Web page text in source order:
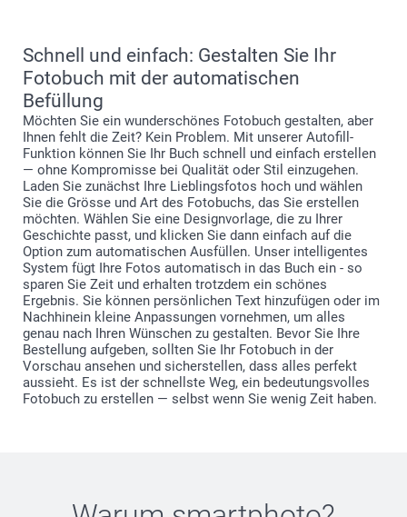
Schnell und einfach: Gestalten Sie Ihr
Fotobuch mit der automatischen
Befüllung
Möchten Sie ein wunderschönes Fotobuch gestalten, aber
Ihnen fehlt die Zeit? Kein Problem. Mit unserer Autofill-
Funktion können Sie Ihr Buch schnell und einfach erstellen
— ohne Kompromisse bei Qualität oder Stil einzugehen.
Laden Sie zunächst Ihre Lieblingsfotos hoch und wählen
Sie die Grösse und Art des Fotobuchs, das Sie erstellen
möchten. Wählen Sie eine Designvorlage, die zu Ihrer
Geschichte passt, und klicken Sie dann einfach auf die
Option zum automatischen Ausfüllen. Unser intelligentes
System fügt Ihre Fotos automatisch in das Buch ein - so
sparen Sie Zeit und erhalten trotzdem ein schönes
Ergebnis. Sie können persönlichen Text hinzufügen oder im
Nachhinein kleine Anpassungen vornehmen, um alles
genau nach Ihren Wünschen zu gestalten. Bevor Sie Ihre
Bestellung aufgeben, sollten Sie Ihr Fotobuch in der
Vorschau ansehen und sicherstellen, dass alles perfekt
aussieht. Es ist der schnellste Weg, ein bedeutungsvolles
Fotobuch zu erstellen — selbst wenn Sie wenig Zeit haben.